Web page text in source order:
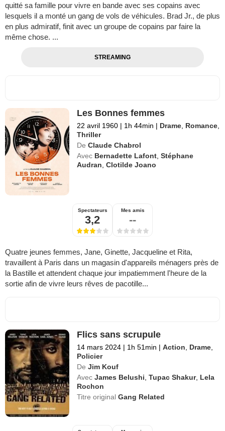
quitté sa famille pour vivre en bande avec ses copains avec
lesquels il a monté un gang de vols de véhicules. Brad Jr., de plus
en plus admiratif, finit avec un groupe de copains par faire la
même chose. ...
STREAMING
Les Bonnes femmes
22 avril 1960 | 1h 44min | Drame Romance
Thriller
De Claude Chabrol
Avec Bernadette Lafont ,Stéphane
Audran ,Clotilde Joano
Spectateurs
3,2
Mes amis
--
Quatre jeunes femmes, Jane, Ginette, Jacqueline et Rita,
travaillent à Paris dans un magasin d'appareils ménagers près de
la Bastille et attendent chaque jour impatiemment l'heure de la
sortie afin de vivre leurs rêves de pacotille...
Flics sans scrupule
14 mars 2024 | 1h 51min | Action Drame
Policier
De Jim Kouf
Avec James Belushi ,Tupac Shakur, Lela
Rochon
Titre originalGang Related